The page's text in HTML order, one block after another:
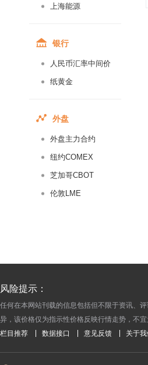
上海能源
银行
人民币汇率中间价
纸黄金
外盘
外盘主力合约
纽约COMEX
芝加哥CBOT
伦敦LME
风险提示：
任何在本网站刊载的信息包括但不限于资讯、
异，该价格仅为指示性价格反映行情走势，不
栏目推荐 数据接口 意见反馈 关于我